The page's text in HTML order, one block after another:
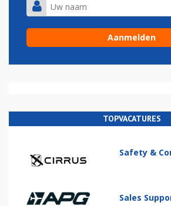
TOPVACATURES
Safety &
Sales